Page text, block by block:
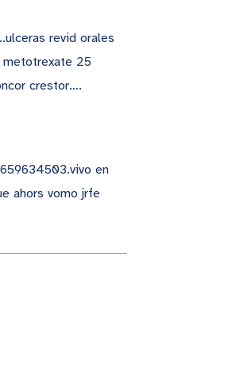
revid orales
25
crestor….
en
ahors vomo jrfe